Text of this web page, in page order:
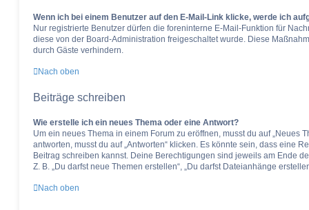
Wenn ich bei einem Benutzer auf den E-Mail-Link klicke, werde ich
Nur registrierte Benutzer dürfen die foreninterne E-Mail-Funktion für
diese von der Board-Administration freigeschaltet wurde. Diese
durch Gäste verhindern.
Nach oben
Beiträge schreiben
Wie erstelle ich ein neues Thema oder eine Antwort?
Um ein neues Thema in einem Forum zu eröffnen, musst du auf „Neues
antworten, musst du auf „Antworten“ klicken. Es könnte sein, dass eine
Beitrag schreiben kannst. Deine Berechtigungen sind jeweils am Ende
Z. B. „Du darfst neue Themen erstellen“, „Du darfst Dateianhänge
Nach oben